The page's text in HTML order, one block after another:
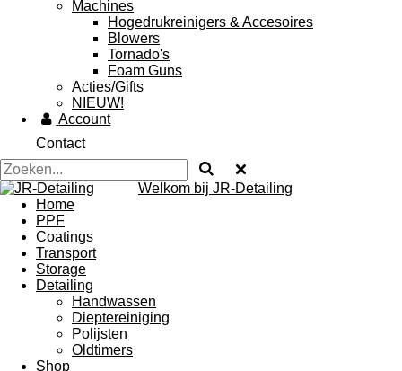
Machines
Hogedrukreinigers & Accesoires
Blowers
Tornado's
Foam Guns
Acties/Gifts
NIEUW!
Account
Contact
Welkom bij JR-Detailing
Home
PPF
Coatings
Transport
Storage
Detailing
Handwassen
Dieptereiniging
Polijsten
Oldtimers
Shop